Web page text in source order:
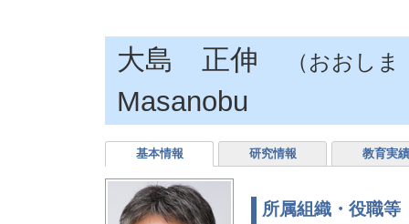
大島 正伸 （おおし
Masanobu
基本情報 研究情報 教育実績
所属組織・役職等